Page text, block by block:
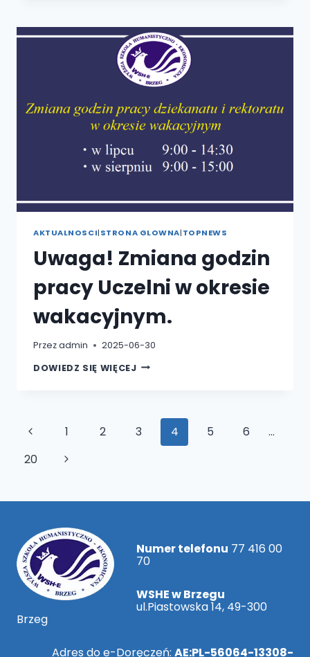
LASEK
NIE
ZWALNIA
TEMPA!!!
AKTUALNOSCI|STRONA GLOWNA|TOPNEWS
Uwaga! Zmiana godzin
pracy Uczelni w okresie
wakacyjnym.
Przezadmin
2025-06-30
DOWIEDZ SIĘ WIĘCEJUWAGA!
OKRESIE
WAKACYJNYM.
Nawigacja
strony
Poprzednia
strona
1 2 3 4 5 6
…
20
Następna
Numer telefonu 77 416 00
70
WSHE w Brzegu
ul.Piastowska 14, 49-300
Brzeg
Adres do e-Doręczeń: AE:PL-56064-13308-